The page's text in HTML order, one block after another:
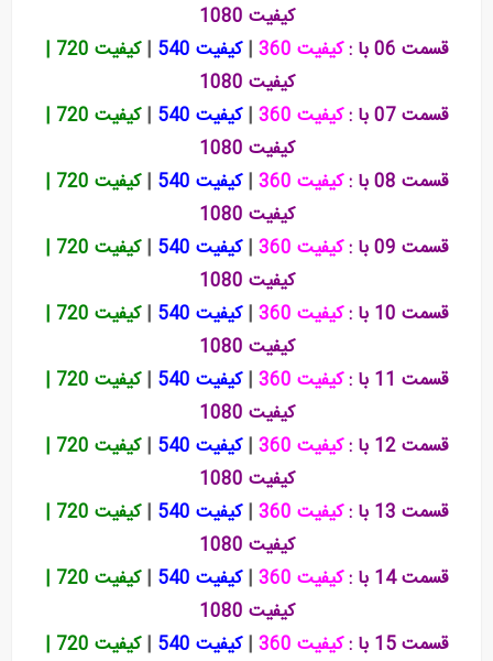
کیفیت 1080
قسمت 06 با :
کیفیت 360 |کیفیت 540 |کیفیت 720
|
کیفیت 1080
قسمت 07 با :
کیفیت 360 |کیفیت 540 |کیفیت 720
|
کیفیت 1080
قسمت 08 با :
کیفیت 360 |کیفیت 540 |کیفیت 720
|
کیفیت 1080
قسمت 09 با :
کیفیت 360 |کیفیت 540 |کیفیت 720
|
کیفیت 1080
قسمت 10 با :
کیفیت 360 |کیفیت 540 |کیفیت 720
|
کیفیت 1080
قسمت 11 با :
کیفیت 360 |کیفیت 540 |کیفیت 720
|
کیفیت 1080
قسمت 12 با :
کیفیت 360 |کیفیت 540 |کیفیت 720
|
کیفیت 1080
قسمت 13 با :
کیفیت 360 |کیفیت 540 |کیفیت 720
|
کیفیت 1080
قسمت 14 با :
کیفیت 360 |کیفیت 540 |کیفیت 720
|
کیفیت 1080
قسمت 15 با :
کیفیت 360 |کیفیت 540 |کیفیت 720
|